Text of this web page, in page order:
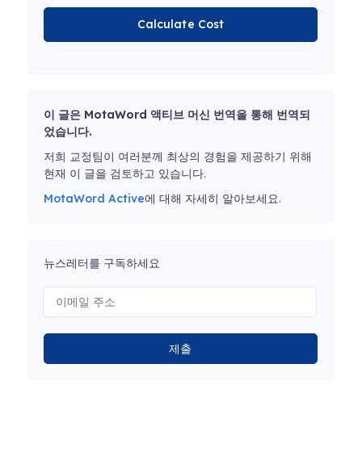
Calculate Cost
이 글은 MotaWord 액티브 머신 번역을 통해 번역되
었습니다.
저희 교정팀이 여러분께 최상의 경험을 제공하기 위해
현재 이 글을 검토하고 있습니다.
MotaWord Active에 대해 자세히 알아보세요.
뉴스레터를 구독하세요
제출